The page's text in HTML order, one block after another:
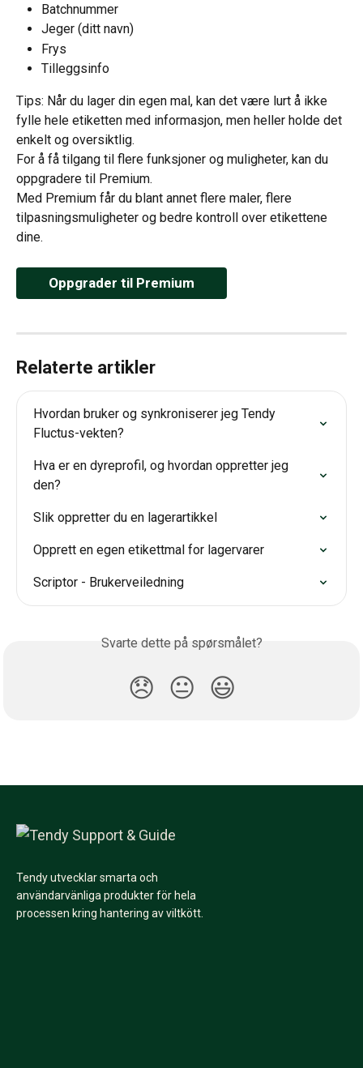
Batchnummer
Jeger (ditt navn)
Frys
Tilleggsinfo
Tips: Når du lager din egen mal, kan det være lurt å ikke
fylle hele etiketten med informasjon, men heller holde det
enkelt og oversiktlig.
For å få tilgang til flere funksjoner og muligheter, kan du
oppgradere til Premium.
Med Premium får du blant annet flere maler, flere
tilpasningsmuligheter og bedre kontroll over etikettene
dine.
Oppgrader til Premium
Relaterte artikler
Hvordan bruker og synkroniserer jeg Tendy
Fluctus-vekten?
Hva er en dyreprofil, og hvordan oppretter jeg
den?
Slik oppretter du en lagerartikkel
Opprett en egen etikettmal for lagervarer
Scriptor - Brukerveiledning
Svarte dette på spørsmålet?
😞 😐 😃
Tendy utvecklar smarta och
användarvänliga produkter för hela
processen kring hantering av viltkött.